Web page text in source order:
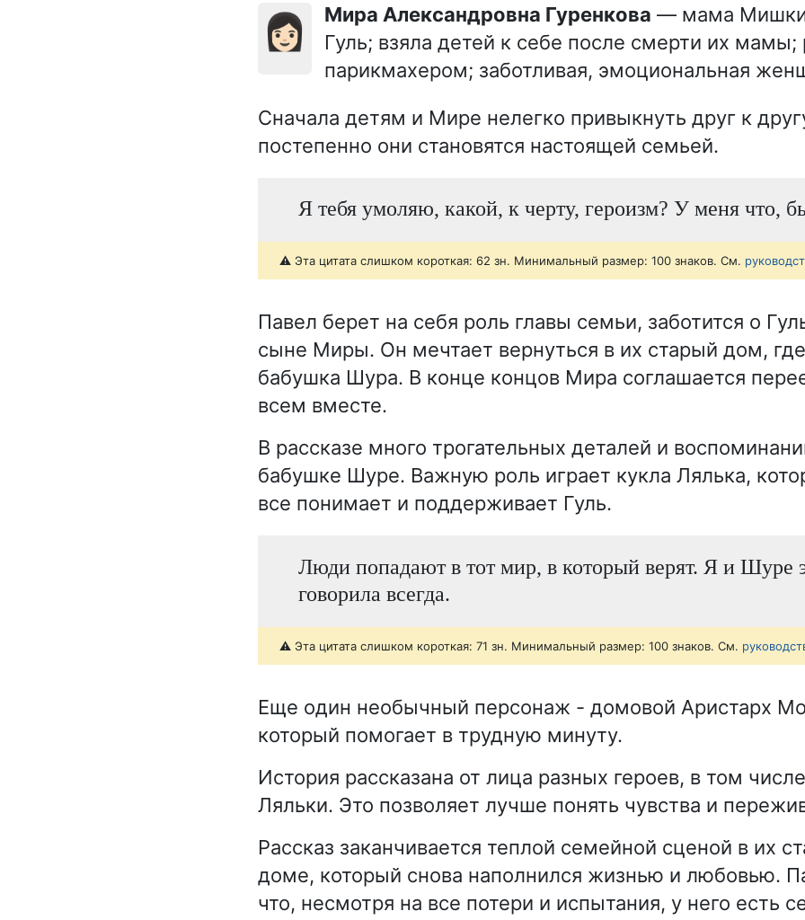
👩🏻 Мира Александровна Гуренкова — мама
Гуль; взяла детей к себе после смерти их мамы;
парикмахером; заботливая, эмоциональная
Сначала детям и Мире нелегко привыкнуть друг к
постепенно они становятся настоящей семьей.
Я тебя умоляю, какой, к черту, героизм? У меня что,
⚠️ Эта цитата слишком короткая: 62 зн. Минимальный размер: 100 знаков. См.
Павел берет на себя роль главы семьи, заботится о
сыне Миры. Он мечтает вернуться в их старый дом,
бабушка Шура. В конце концов Мира соглашается
всем вместе.
В рассказе много трогательных деталей и
бабушке Шуре. Важную роль играет кукла Лялька,
все понимает и поддерживает Гуль.
Люди попадают в тот мир, в который верят. Я и Шуре
говорила всегда.
⚠️ Эта цитата слишком короткая: 71 зн. Минимальный размер: 100 знаков. См.
Еще один необычный персонаж - домовой Аристарх
который помогает в трудную минуту.
История рассказана от лица разных героев, в том
Ляльки. Это позволяет лучше понять чувства и
Рассказ заканчивается теплой семейной сценой в их
доме, который снова наполнился жизнью и любовью.
что, несмотря на все потери и испытания, у него есть